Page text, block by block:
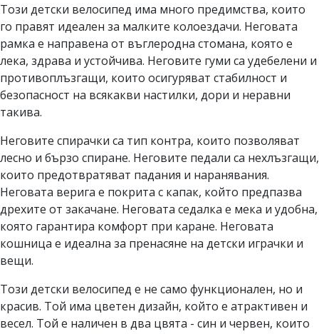
Този детски велосипед има много предимства, които
го правят идеален за малките колоездачи. Неговата
рамка е направена от въглеродна стомана, която е
лека, здрава и устойчива. Неговите гуми са удебелени и
противоплъзгащи, които осигуряват стабилност и
безопасност на всякакви настилки, дори и неравни
такива.
Неговите спирачки са тип контра, които позволяват
лесно и бързо спиране. Неговите педали са нехлъзгащи,
които предотвратяват падания и наранявания.
Неговата верига е покрита с капак, който предпазва
дрехите от закачане. Неговата седалка е мека и удобна,
която гарантира комфорт при каране. Неговата
кошница е идеална за пренасяне на детски играчки и
вещи.
Този детски велосипед е не само функционален, но и
красив. Той има цветен дизайн, който е атрактивен и
весел. Той е наличен в два цвята - син и червен, които